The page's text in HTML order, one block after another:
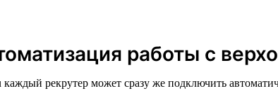
работы с
рекрутер может сразу же подключить